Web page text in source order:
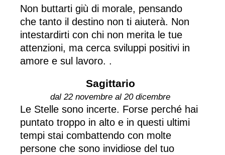
Non buttarti giù di morale, pensando
che tanto il destino non ti aiuterà. Non
intestardirti con chi non merita le tue
attenzioni, ma cerca sviluppi positivi in
amore e sul lavoro. .
Sagittario
dal 22 novembre al 20 dicembre
Le Stelle sono incerte. Forse perché hai
puntato troppo in alto e in questi ultimi
tempi stai combattendo con molte
persone che sono invidiose del tuo